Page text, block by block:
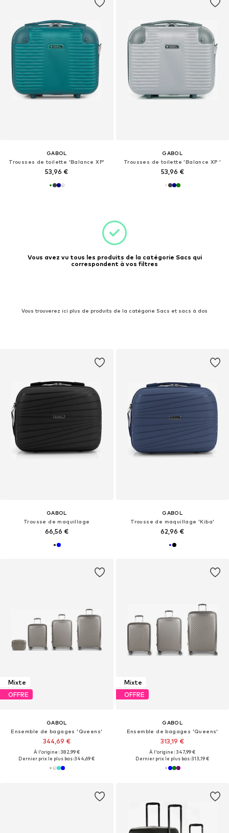
GABOL
Trousses de toilette 'Balance XP'
53,96 €
GABOL
Trousses de toilette 'Balance XP '
53,96 €
Vous avez vu tous les produits de la catégorie Sacs qui
correspondent à vos filtres
Vous trouverez ici plus de produits de la catégorie Sacs et sacs à dos
GABOL
Trousse de maquillage
66,56 €
GABOL
Trousse de maquillage 'Kiba'
62,96 €
Mixte
OFFRE
GABOL
Ensemble de bagages 'Queens'
344,69 €
À l'origine : 382,99 €
Dernier prix le plus bas :344,69 €
Mixte
OFFRE
GABOL
Ensemble de bagages 'Queens'
313,19 €
À l'origine : 347,99 €
Dernier prix le plus bas :313,19 €